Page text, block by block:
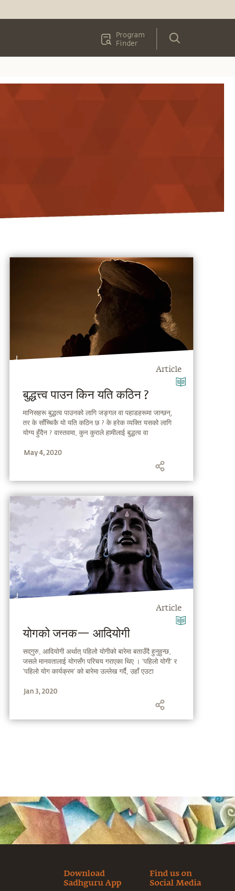
Program
Finder
Article
बुद्धत्त्व पाउन किन यति कठिन ?
मानिसहरू बुद्धत्व पाउनको लागि जङ्गल वा पहाडहरूमा जान्छन्,
तर के साँच्चिकै यो यति कठिन छ ? के हरेक व्यक्ति यसको लागि
योग्य हुँदैन ? वास्तवमा, कुन कुराले हामीलाई बुद्धत्व वा
May 4, 2020
Article
योगको जनक— आदियोगी
सद्‌गुरु, आदियोगी अर्थात् पहिलो योगीको बारेमा बताउँदै हुनुहुन्छ,
जसले मानवतालाई योगसँग परिचय गराएका थिए । ′पहिलो योगी′ र
′पहिलो योग कार्यक्रम′ को बारेमा उल्लेख गर्दै, उहाँ एउटा
Jan 3, 2020
Download
Sadhguru App
Find us on
Social Media